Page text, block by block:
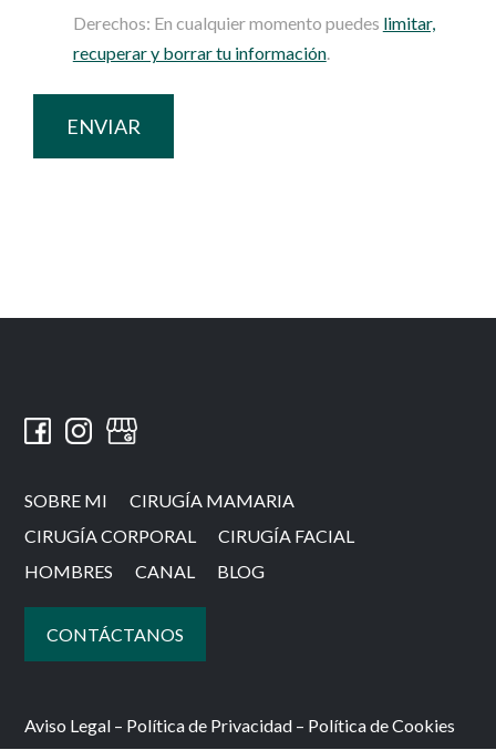
Derechos: En cualquier momento puedes limitar,
recuperar y borrar tu información.
SOBRE MI
CIRUGÍA MAMARIA
CIRUGÍA CORPORAL
CIRUGÍA FACIAL
HOMBRES
CANAL BLOG
CONTÁCTANOS
Aviso Legal – Política de Privacidad – Política de Cookies